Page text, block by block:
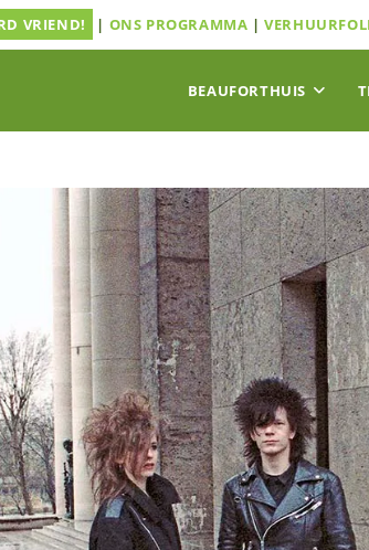
VRIEND! | ONS PROGRAMMA |
BEAUFORTHUIS